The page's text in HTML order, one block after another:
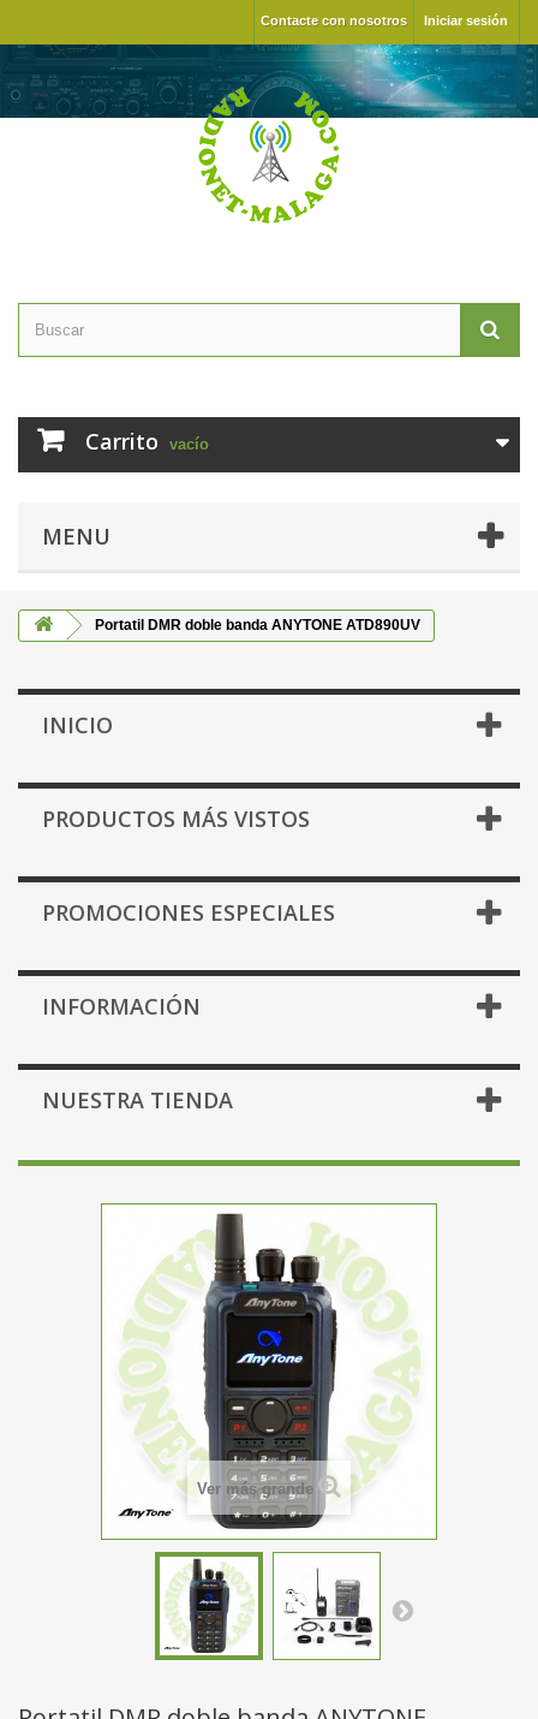
Iniciar sesión
Contacte con nosotros
Carrito vacío
MENU
Portatil DMR doble banda ANYTONE ATD890UV
INICIO
PRODUCTOS MÁS VISTOS
PROMOCIONES ESPECIALES
INFORMACIÓN
NUESTRA TIENDA
Ver más grande